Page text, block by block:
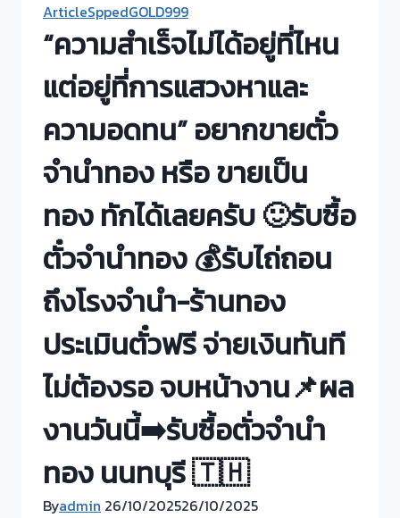
ArticleSppedGOLD999
“ความสำเร็จไม่ได้อยู่ที่ไหน
แต่อยู่ที่การแสวงหาและ
ความอดทน” อยากขายตั๋ว
จำนำทอง หรือ ขายเป็น
ทอง ทักได้เลยครับ 🙂รับซื้อ
ตั๋วจำนำทอง 💰รับไถ่ถอน
ถึงโรงจำนำ-ร้านทอง
ประเมินตั๋วฟรี จ่ายเงินทันที
ไม่ต้องรอ จบหน้างาน📌ผล
งานวันนี้➡️รับซื้อตั่วจำนำ
ทอง นนทบุรี 🇹🇭
Byadmin 26/10/202526/10/2025